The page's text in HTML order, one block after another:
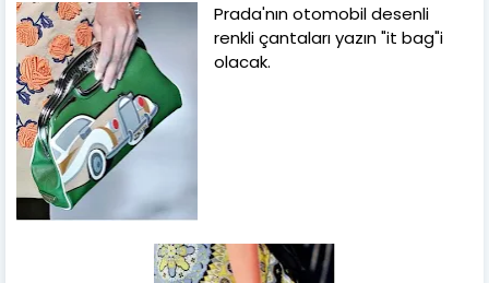
Prada'nın otomobil desenli
renkli çantaları yazın "it bag"i
olacak.